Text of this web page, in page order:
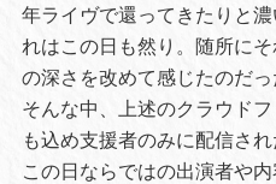
年ライヴで還ってきたりと
れはこの日も然り。随所に
の深さを改めて感じたのだっ
そんな中、上述のクラウド
も込め支援者のみに配信さ
この日ならではの出演者や内